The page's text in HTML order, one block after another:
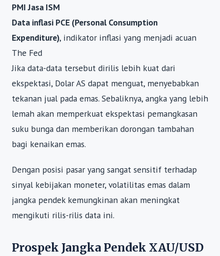
PMI Jasa ISM
Data inflasi PCE (Personal Consumption
Expenditure), indikator inflasi yang menjadi acuan
The Fed
Jika data-data tersebut dirilis lebih kuat dari
ekspektasi, Dolar AS dapat menguat, menyebabkan
tekanan jual pada emas. Sebaliknya, angka yang lebih
lemah akan memperkuat ekspektasi pemangkasan
suku bunga dan memberikan dorongan tambahan
bagi kenaikan emas.
Dengan posisi pasar yang sangat sensitif terhadap
sinyal kebijakan moneter, volatilitas emas dalam
jangka pendek kemungkinan akan meningkat
mengikuti rilis-rilis data ini.
Prospek Jangka Pendek XAU/USD